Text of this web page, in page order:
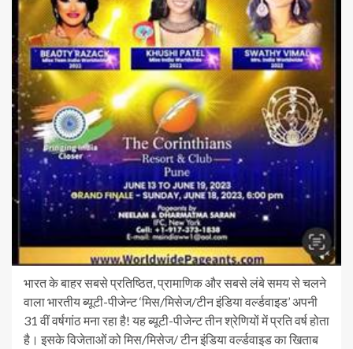
भारत के बाहर सबसे प्रतिष्ठित, प्रामाणिक और सबसे लंबे समय से चलने
वाला भारतीय ब्यूटी-पीजेन्ट ‘मिस/मिसेज/टीन इंडिया वर्ल्डवाइड’ अपनी
31 वीं वर्षगांठ मना रहा है! यह ब्यूटी-पीजेन्ट तीन श्रेणियों में प्रति वर्ष होता
है। इसके विजेताओं को मिस/मिसेज/ टीन इंडिया वर्ल्डवाइड का खिताब